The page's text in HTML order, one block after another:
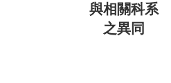
與相關科系
之異同